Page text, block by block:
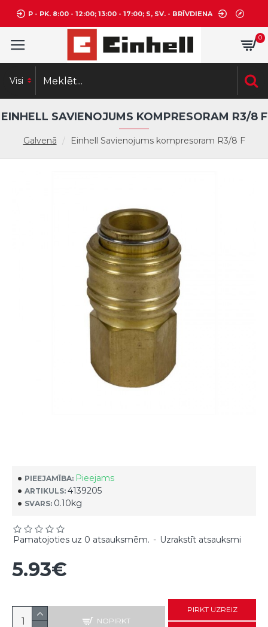
P - PK. 8:00 - 12:00; 13:00 - 17:00; S, SV. - BRĪVDIENA
0
Visi
Galvenā Einhell Savienojums kompresoram R3/8 F
EINHELL SAVIENOJUMS KOMPRESORAM R3/8 F
PIEEJAMĪBA: Pieejams
ARTIKULS: 4139205
SVARS: 0.10kg
Pamatojoties uz 0 atsauksmēm. - Uzrakstīt atsauksmi
5.93€
NOPIRKT
PIRKT UZREIZ